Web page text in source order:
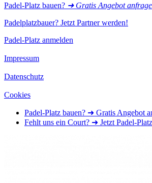
Padel-Platz bauen? ➜ Gratis Angebot
Padelplatzbauer? Jetzt Partner werden!
Padel-Platz anmelden
Impressum
Datenschutz
Cookies
Padel-Platz bauen? ➜ Gratis Angebot
Fehlt uns ein Court? ➜ Jetzt Padel-